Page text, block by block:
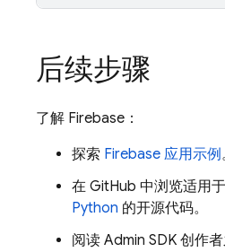
后续步骤
了解 Firebase：
探索 Firebase 应用示例
在 GitHub 中浏览适用于
Python 的开源代码。
阅读 Admin SDK 创作